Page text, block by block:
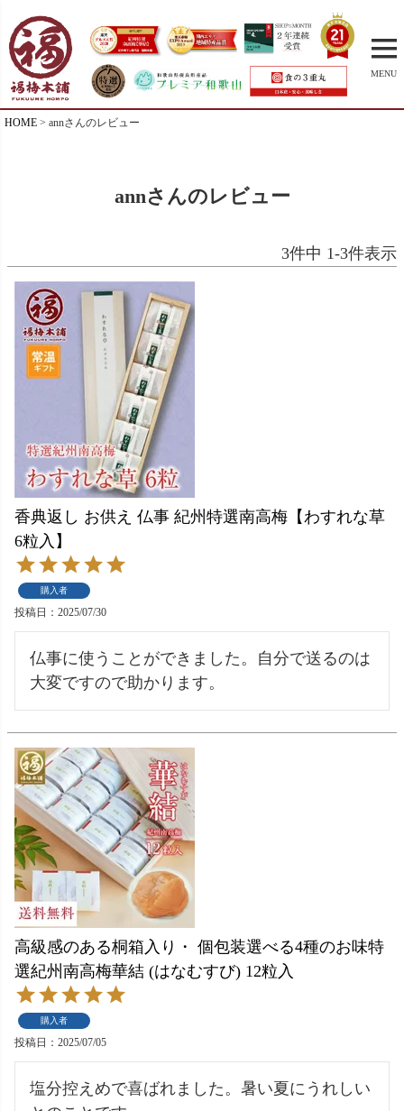
MENU
HOME annさんのレビュー
annさんのレビュー
3件中 1-3件表示
香典返し お供え 仏事 紀州特選南高梅【わすれな草
6粒入】
購入者
投稿日 2025/07/30
仏事に使うことができました。自分で送るのは
大変ですので助かります。
高級感のある桐箱入り・ 個包装選べる4種のお味特
選紀州南高梅華結 (はなむすび) 12粒入
購入者
投稿日 2025/07/05
塩分控えめで喜ばれました。暑い夏にうれしい